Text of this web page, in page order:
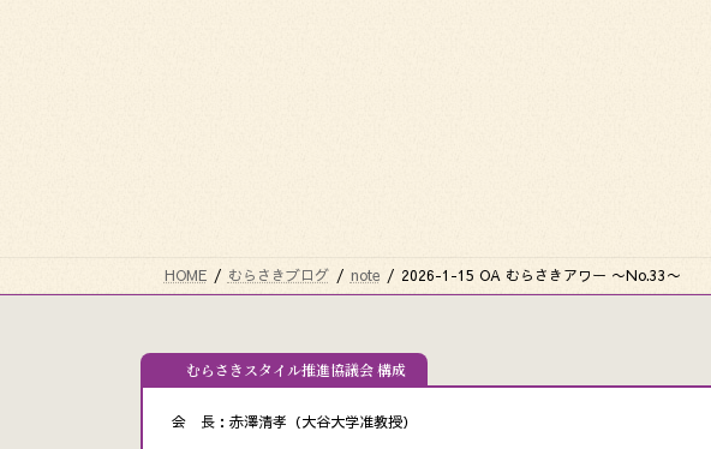
HOME むらさきブログ note 2026-1-15 OA むらさきアワー 〜No.33〜
むらさきスタイル推進協議会 構成
会 長：赤澤清孝（大谷大学准教授）